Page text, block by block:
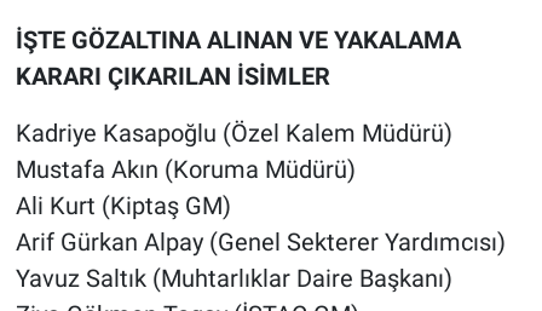
İŞTE GÖZALTINA ALINAN VE YAKALAMA
KARARI ÇIKARILAN İSİMLER
Kadriye Kasapoğlu (Özel Kalem Müdürü)
Mustafa Akın (Koruma Müdürü)
Ali Kurt (Kiptaş GM)
Arif Gürkan Alpay (Genel Sekterer Yardımcısı)
Yavuz Saltık (Muhtarlıklar Daire Başkanı)
Spor
Teknoloji
Türkiye'nin Geleceği
Türkiye'nin Gündemi
Yerel Gündem